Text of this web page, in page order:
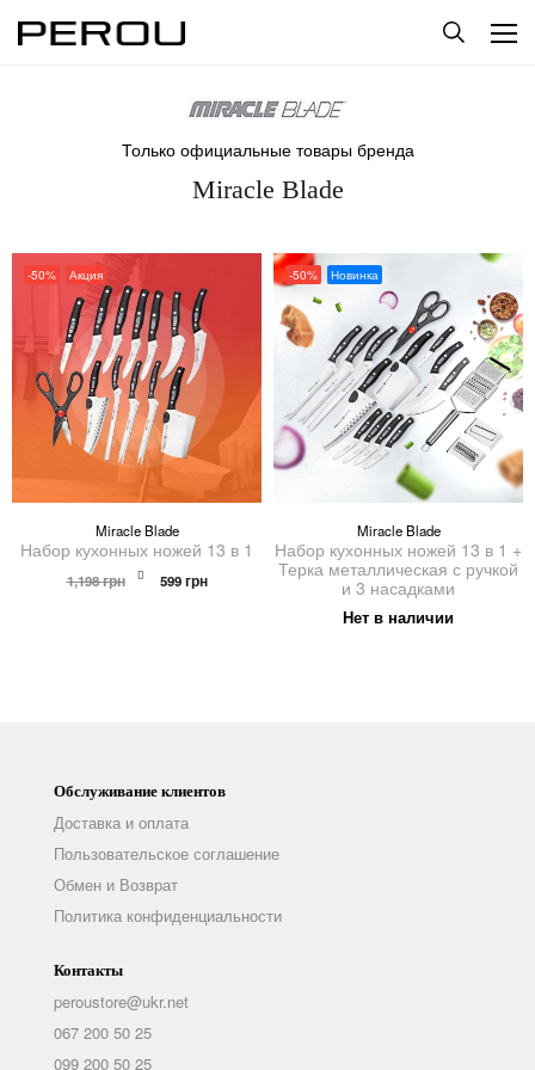
Только официальные товары бренда
Miracle Blade
-50% Акция
Miracle Blade
Набор кухонных ножей 13 в 1
1,198грн
Первоначальная
599грнТекущая
-50% Новинка
Miracle Blade
Набор кухонных ножей 13 в 1 +
Терка металлическая с ручкой
и 3 насадками
Нет в наличии
Обслуживание клиентов
Доставка и оплата
Пользовательское соглашение
Обмен и Возврат
Политика конфиденциальности
Контакты
peroustore@ukr.net
067 200 50 25
099 200 50 25